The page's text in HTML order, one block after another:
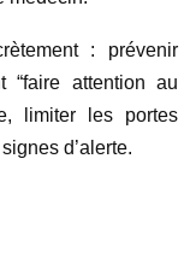
: prévenir
“faire attention au
limiter les portes
d’alerte.